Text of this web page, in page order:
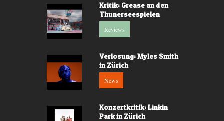
Kritik: Grease an den
Thunerseespielen
Reviews
Verlosung: Myles Smith
in Zürich
News
Konzertkritik: Linkin
Park in Zürich